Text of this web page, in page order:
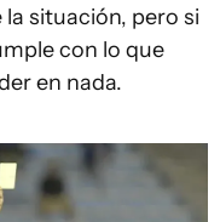
situación, pero si
con lo que
en nada.